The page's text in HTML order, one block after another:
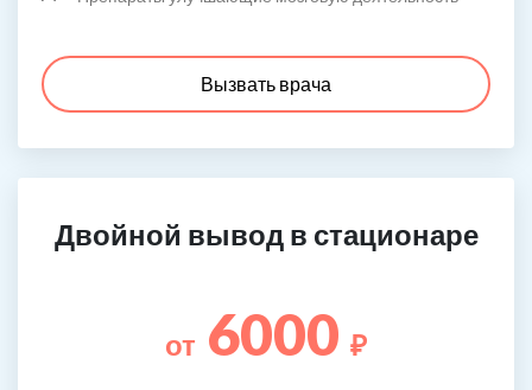
Вызвать врача
Двойной вывод в стационаре
от 6000 ₽